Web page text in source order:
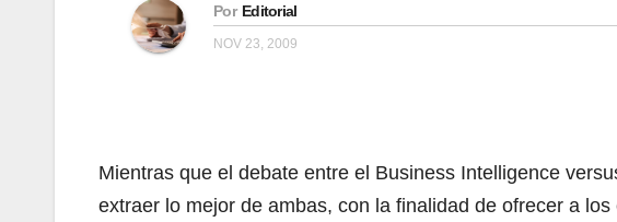
Por Editorial
NOV 23, 2009
Mientras que el debate entre el Business Intelligence
extraer lo mejor de ambas, con la finalidad de ofrecer a